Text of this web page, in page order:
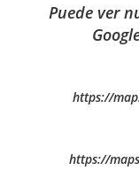
Puede ver
https://
https://